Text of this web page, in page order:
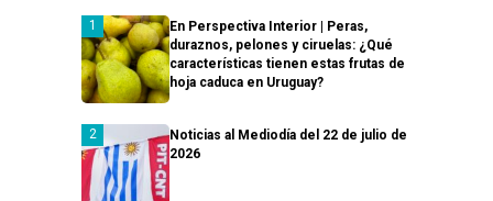
En Perspectiva Interior | Peras,
duraznos, pelones y ciruelas: ¿Qué
características tienen estas frutas de
hoja caduca en Uruguay?
Noticias al Mediodía del 22 de julio de
2026